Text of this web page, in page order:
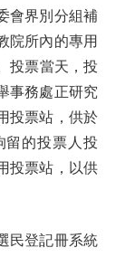
會界別分組補
院所內的專用
投票當天，投
事務處正研究
投票站，供於
留的投票人投
投票站，以供
登記冊系統